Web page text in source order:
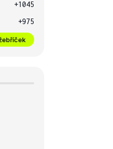
+1045
+975